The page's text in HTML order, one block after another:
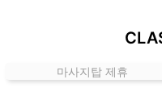
곳
마사지탑 제휴